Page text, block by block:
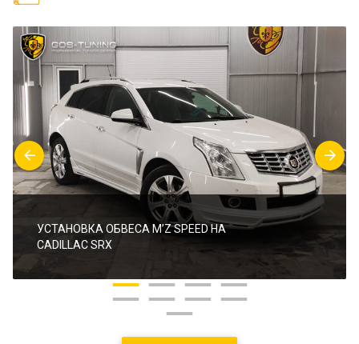
УСТАНОВКА ОБВЕСА M’Z SPEED НА
CADILLAC SRX